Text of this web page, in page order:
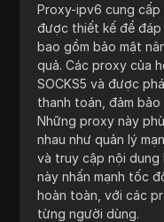
Proxy-ipv6 cung
được thiết kế để đáp
bao gồm bảo mật
quả. Các proxy của
SOCKS5 và được
thanh toán, đảm
Những proxy này
nhau như quản lý
và truy cập nội dung
này nhấn mạnh tốc
hoàn toàn, với các
từng người dùng.